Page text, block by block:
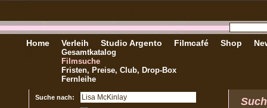
Home Verleih
Gesamtkatalog
Filmsuche
Fristen, Preise, Club, Drop-Box
Fernleihe
Studio Argento Filmcafé Shop
Suche nach: